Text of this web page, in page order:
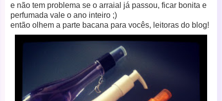
e não tem problema se o arraial já passou, ficar bonita e
perfumada vale o ano inteiro ;)
então olhem a parte bacana para vocês, leitoras do blog!